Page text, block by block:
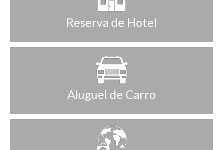
Reserva de Hotel
Aluguel de Carro